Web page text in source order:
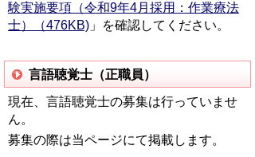
験実施要項（令和9年4月採用：作業療法
士）（476KB) 」を確認してください。
言語聴覚士（正職員）
現在、言語聴覚士の募集は行っていませ
ん。
募集の際は当ページにて掲載します。